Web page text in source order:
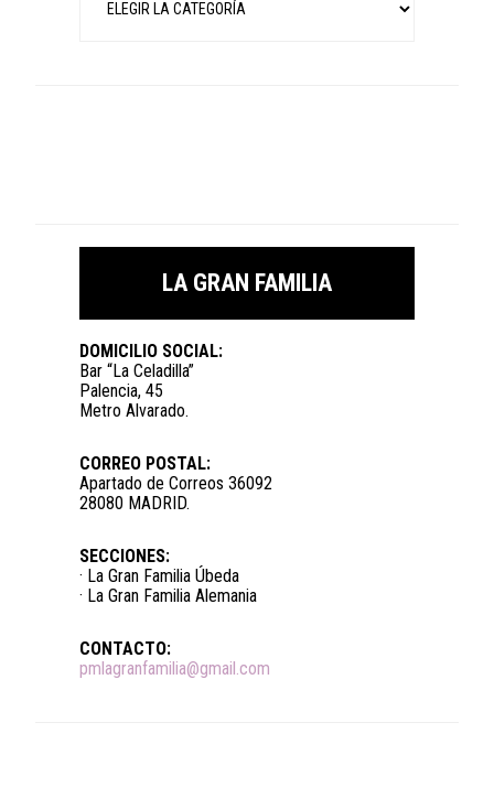
LA GRAN FAMILIA
DOMICILIO SOCIAL:
Bar “La Celadilla”
Palencia, 45
Metro Alvarado.
CORREO POSTAL:
Apartado de Correos 36092
28080 MADRID.
SECCIONES:
· La Gran Familia Úbeda
· La Gran Familia Alemania
CONTACTO:
pmlagranfamilia@gmail.com